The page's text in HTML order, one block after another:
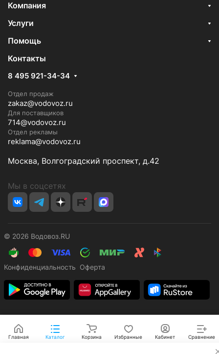
Компания
Услуги
Помощь
Контакты
8 495 921-34-34
Отдел продаж
zakaz@vodovoz.ru
Для поставщиков
714@vodovoz.ru
Отдел рекламы
reklama@vodovoz.ru
Москва, Волгоградский проспект, д.42
Мы в соцсетях
© 2026 Водовоз.RU
Конфиденциальность Оферта
Главная Каталог Корзина Избранные Кабинет Сравнение